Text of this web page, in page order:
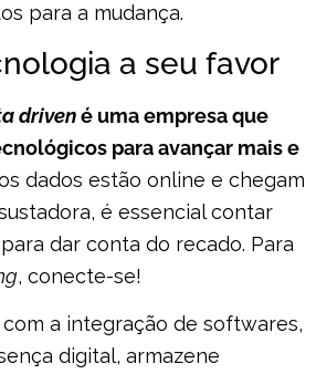
para a mudança.
a seu favor
drivené uma empresa que
para avançar mais e
dados estão online e chegam
é essencial contar
dar conta do recado. Para
, conecte-se!
a integração de softwares,
digital, armazene